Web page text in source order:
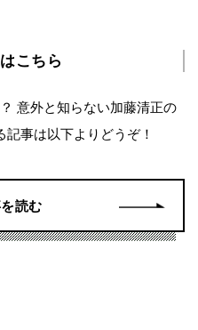
こちら
意外と知らない加藤清正の
事は以下よりどうぞ！
読む